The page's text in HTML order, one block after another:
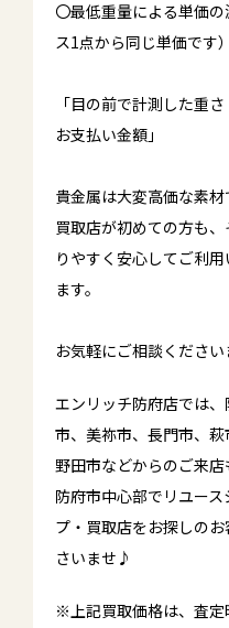
〇最低重量による単価
ス1点から同じ単価です）
「目の前で計測した
お支払い金額」
貴金属は大変高価な素材
買取店が初めての方も
りやすく安心してご利
ます。
お気軽にご相談ください
エンリッチ防府店では
市、美祢市、長門市、
野田市などからのご来店
防府市中心部でリユー
プ・買取店をお探しの
さいませ♪
※上記買取価格は、査定